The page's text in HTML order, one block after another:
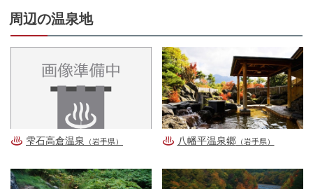
周辺の温泉地
雫石高倉温泉 （岩手県） 八幡平温泉郷（岩手県）